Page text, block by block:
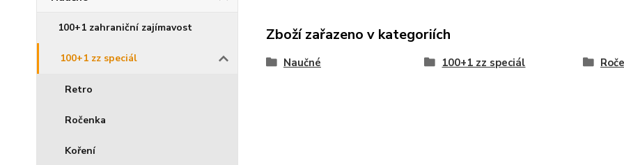
100+1 zahraniční zajímavost
100+1 zz speciál
Retro
Ročenka
Koření
Zboží zařazeno v kategoriích
Naučné 100+1 zz speciál